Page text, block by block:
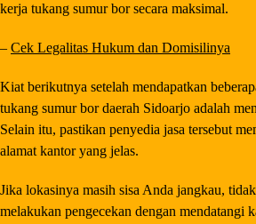
kerja tukang sumur bor secara maksimal.
– Cek Legalitas Hukum dan Domisilinya
Kiat berikutnya setelah mendapatkan
tukang sumur bor daerah Sidoarjo adalah
Selain itu, pastikan penyedia jasa tersebut
alamat kantor yang jelas.
Jika lokasinya masih sisa Anda jangkau,
melakukan pengecekan dengan mendatangi